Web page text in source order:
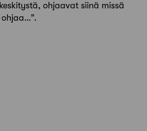
ohjaavat siinä missä
ohjaa…”.